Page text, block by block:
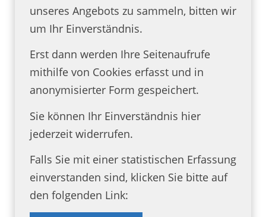
unseres Angebots zu sammeln, bitten wir
um Ihr Einverständnis.
Erst dann werden Ihre Seitenaufrufe
mithilfe von Cookies erfasst und in
anonymisierter Form gespeichert.
Sie können Ihr Einverständnis hier
jederzeit widerrufen.
Falls Sie mit einer statistischen Erfassung
einverstanden sind, klicken Sie bitte auf
den folgenden Link: